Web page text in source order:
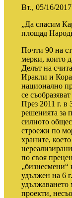
Вт., 05/16/
„Да спасим
площад
Почти 90 на
мерки, които
Делът на
Иракли и
национално
се
През 2011 г. в
решенията за
силното
строежи по
храните,
по своя
„бизнесмени“
удължен на 6
удължаването
проекти,